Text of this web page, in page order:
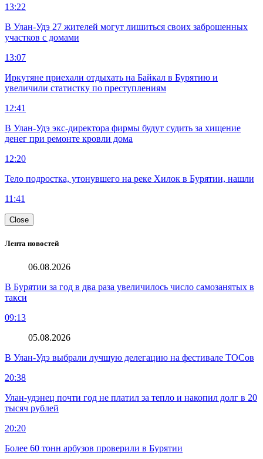
13:22
В Улан-Удэ 27 жителей могут лишиться своих заброшенных
участков с домами
13:07
Иркутяне приехали отдыхать на Байкал в Бурятию и
увеличили статистку по преступлениям
12:41
В Улан-Удэ экс-директора фирмы будут судить за хищение
денег при ремонте кровли дома
12:20
Тело подростка, утонувшего на реке Хилок в Бурятии, нашли
11:41
Close
Лента новостей
06.08.2026
В Бурятии за год в два раза увеличилось число самозанятых в
такси
09:13
05.08.2026
В Улан-Удэ выбрали лучшую делегацию на фестивале ТОСов
20:38
Улан-удэнец почти год не платил за тепло и накопил долг в 20
тысяч рублей
20:20
Более 60 тонн арбузов проверили в Бурятии